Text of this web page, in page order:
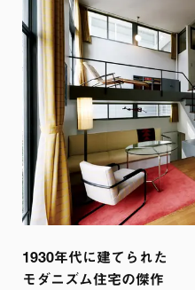
1930年代に建てられた
モダニズム住宅の傑作